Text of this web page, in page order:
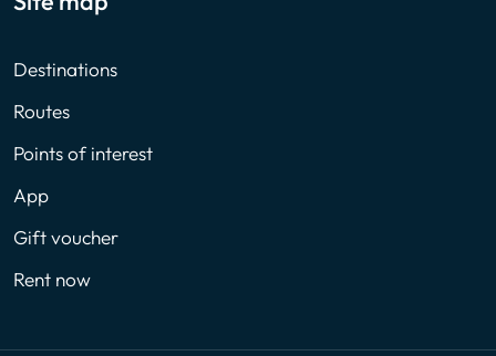
Destinations
Routes
Points of interest
App
Gift voucher
Rent now